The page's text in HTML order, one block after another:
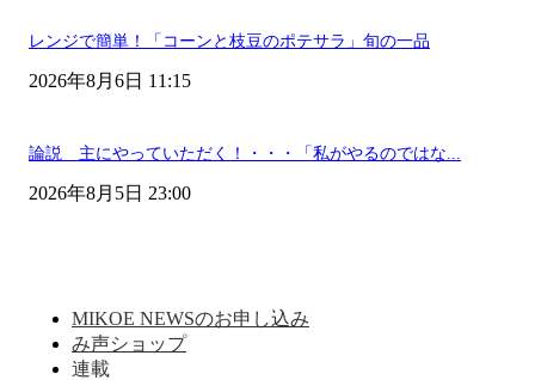
レンジで簡単！「コーンと枝豆のポテサラ」旬の一品
2026年8月6日 11:15
論説 主にやっていただく！・・・「私がやるのではな...
2026年8月5日 23:00
MIKOE NEWSのお申し込み
み声ショップ
連載